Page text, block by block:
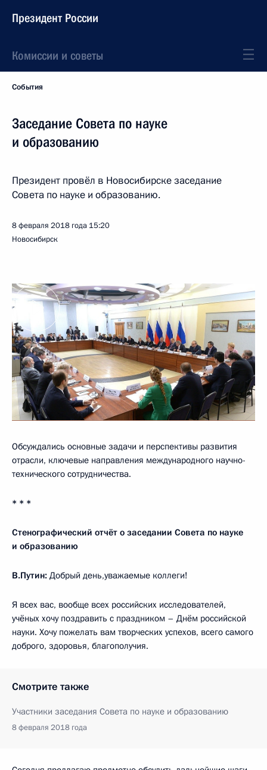
Президент России
Комиссии и советы
События
Заседание Совета по науке
и образованию
Президент провёл в Новосибирске заседание
Совета по науке и образованию.
8 февраля 2018 года 15:20
Новосибирск
Обсуждались основные задачи и перспективы развития
отрасли, ключевые направления международного научно-
технического сотрудничества.
* * *
Стенографический отчёт о заседании Совета по науке
и образованию
В.Путин: Добрый день,уважаемые коллеги!
Я всех вас, вообще всех российских исследователей,
учёных хочу поздравить с праздником – Днём российской
науки. Хочу пожелать вам творческих успехов, всего самого
доброго, здоровья, благополучия.
Смотрите также
Участники заседания Совета по науке и образованию
8 февраля 2018 года